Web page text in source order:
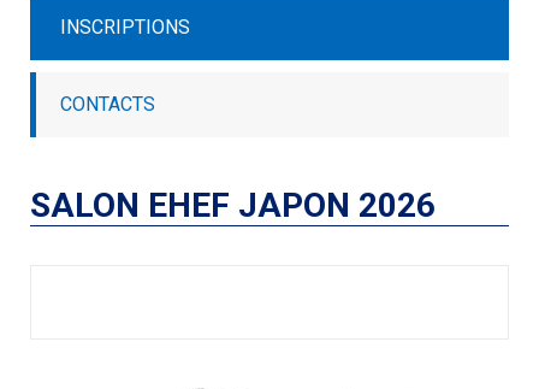
INSCRIPTIONS
CONTACTS
SALON EHEF JAPON 2026